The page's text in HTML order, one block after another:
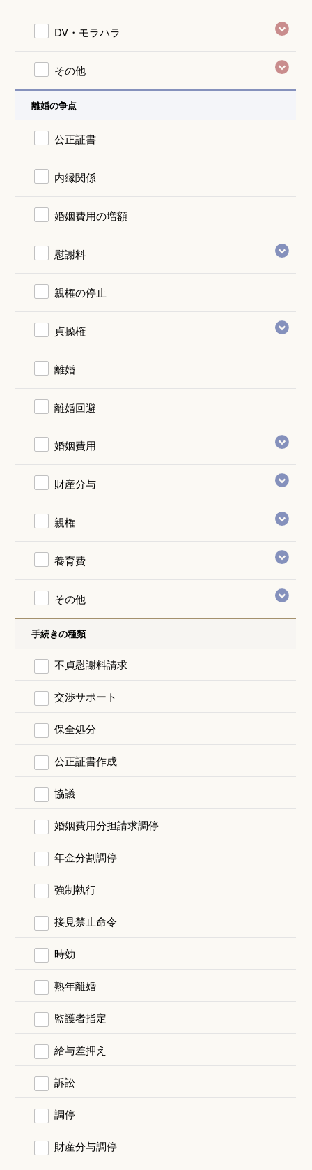
DV・モラハラ
その他
離婚の争点
公正証書
内縁関係
婚姻費用の増額
慰謝料
親権の停止
貞操権
離婚
離婚回避
婚姻費用
財産分与
親権
養育費
その他
手続きの種類
不貞慰謝料請求
交渉サポート
保全処分
公正証書作成
協議
婚姻費用分担請求調停
年金分割調停
強制執行
接見禁止命令
時効
熟年離婚
監護者指定
給与差押え
訴訟
調停
財産分与調停